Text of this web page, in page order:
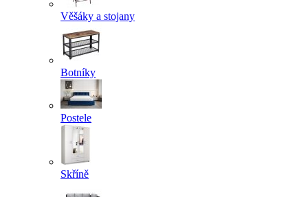
Věšáky a stojany
Botníky
Postele
Skříně